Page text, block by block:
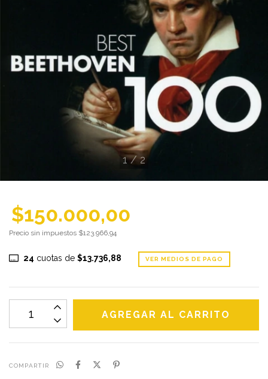
1/2
$150.000,00
Precio sin impuestos $123.966,94
24 cuotas de $13.736,88 VER MEDIOS DE PAGO
COMPARTIR